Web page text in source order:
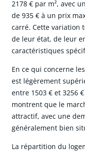
2178 € par m², avec
de 935 € à un prix
carré. Cette variation
de leur état, de leur
caractéristiques
En ce qui concerne
est légèrement
entre 1503 € et 3256
montrent que le
attractif, avec une
généralement bien
La répartition du